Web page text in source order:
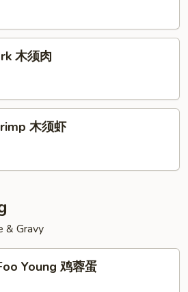
木须肉
木须虾
& Gravy
Young 鸡蓉蛋